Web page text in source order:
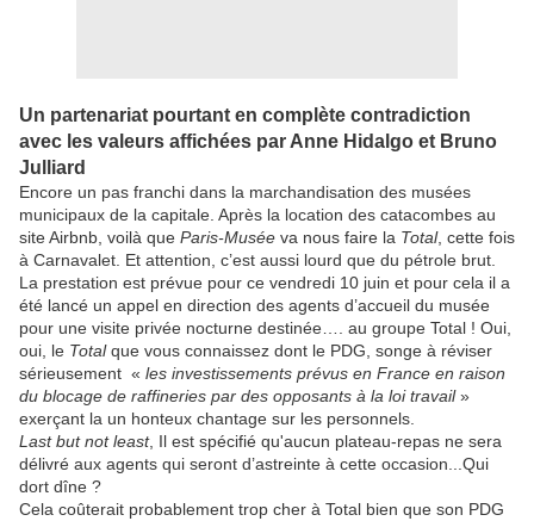
Un partenariat pourtant en complète contradiction
avec les valeurs affichées par Anne Hidalgo et Bruno
Julliard
Encore un pas franchi dans la marchandisation des musées
municipaux de la capitale. Après la location des catacombes au
site Airbnb, voilà que Paris-Musée va nous faire la Total, cette fois
à Carnavalet. Et attention, c’est aussi lourd que du pétrole brut.
La prestation est prévue pour ce vendredi 10 juin et pour cela il a
été lancé un appel en direction des agents d’accueil du musée
pour une visite privée nocturne destinée…. au groupe Total ! Oui,
oui, le Totalque vous connaissez dont le PDG, songe à réviser
sérieusement « les investissements prévus en France en raison
du blocage de raffineries par des opposants à la loi travail»
exerçant la un honteux chantage sur les personnels.
Last but not least, Il est spécifié qu'aucun plateau-repas ne sera
délivré aux agents qui seront d’astreinte à cette occasion...Qui
dort dîne ?
Cela coûterait probablement trop cher à Total bien que son PDG